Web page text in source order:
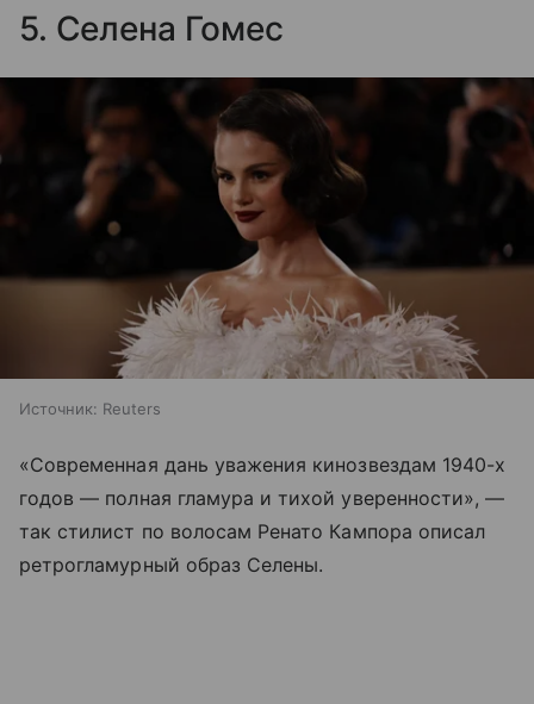
5. Селена Гомес
Источник: Reuters
«Современная дань уважения кинозвездам 1940-х
годов — полная гламура и тихой уверенности», —
так стилист по волосам Ренато Кампора описал
ретрогламурный образ Селены.